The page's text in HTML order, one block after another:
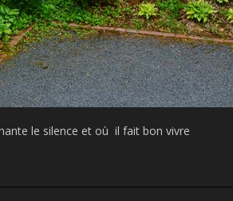
le silence et où il fait bon vivre